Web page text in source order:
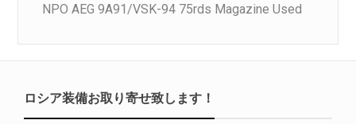
NPO AEG 9A91/VSK-94 75rds Magazine Used
ロシア装備お取り寄せ致します！